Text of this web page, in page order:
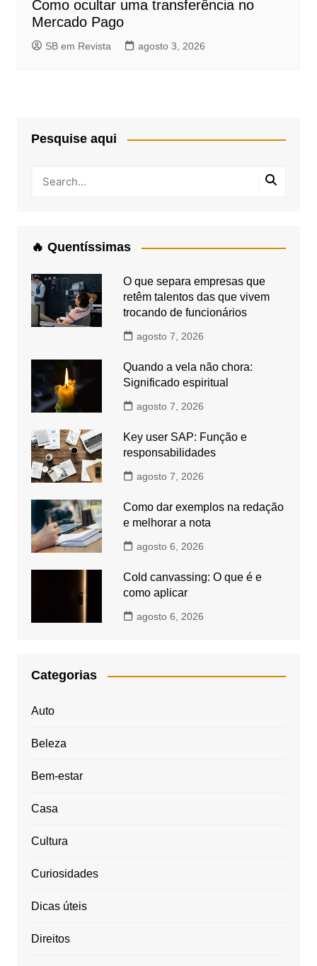
Como ocultar uma transferência no
Mercado Pago
SB em Revista agosto 3, 2026
Pesquise aqui
🔥 Quentíssimas
O que separa empresas que
retêm talentos das que vivem
trocando de funcionários
agosto 7, 2026
Quando a vela não chora:
Significado espiritual
agosto 7, 2026
Key user SAP: Função e
responsabilidades
agosto 7, 2026
Como dar exemplos na redação
e melhorar a nota
agosto 6, 2026
Cold canvassing: O que é e
como aplicar
agosto 6, 2026
Categorias
Auto
Beleza
Bem-estar
Casa
Cultura
Curiosidades
Dicas úteis
Direitos